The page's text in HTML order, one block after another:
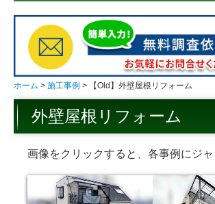
施工事例
外壁・屋根
浴室・洗面
トイレ
キッチン
内装
外構・その他
ホーム 施工事例 【Old】外壁屋根リフォーム
外壁屋根リフォーム
画像をクリックすると、各事例にジャ